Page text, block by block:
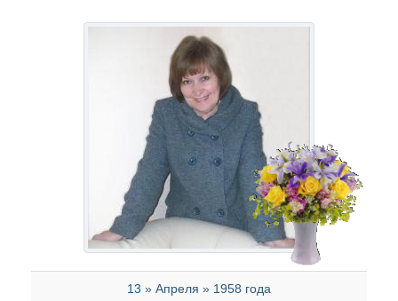
13 » Апреля » 1958 года